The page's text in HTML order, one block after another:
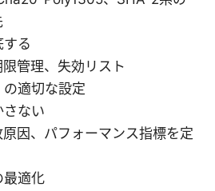
る
管理、失効リスト
の適切な設定
さない
因、パフォーマンス指標を定
最適化